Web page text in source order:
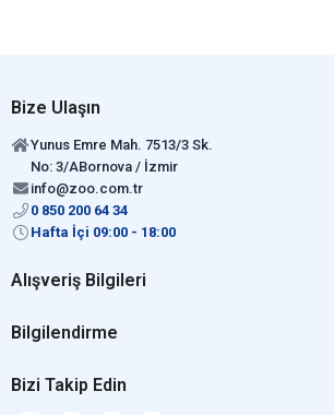
Bize Ulaşın
Yunus Emre Mah. 7513/3 Sk.
No: 3/ABornova / İzmir
info@zoo.com.tr
0 850 200 64 34
Hafta İçi 09:00 - 18:00
Alışveriş Bilgileri
Bilgilendirme
Bizi Takip Edin